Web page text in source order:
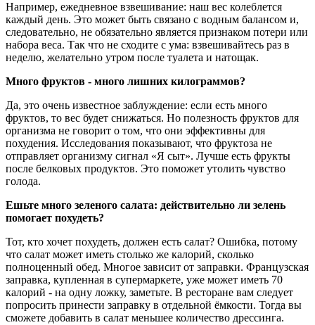
Например, ежедневное взвешивание: наш вес колеблется
каждый день. Это может быть связано с водным балансом и,
следовательно, не обязательно является признаком потери или
набора веса. Так что не сходите с ума: взвешивайтесь раз в
неделю, желательно утром после туалета и натощак.
Много фруктов - много лишних килограммов?
Да, это очень известное заблуждение: если есть много
фруктов, то вес будет снижаться. Но полезность фруктов для
организма не говорит о том, что они эффективны для
похудения. Исследования показывают, что фруктоза не
отправляет организму сигнал «Я сыт». Лучше есть фрукты
после белковых продуктов. Это поможет утолить чувство
голода.
Ешьте много зеленого салата: действительно ли зелень
помогает похудеть?
Тот, кто хочет похудеть, должен есть салат? Ошибка, потому
что салат может иметь столько же калорий, сколько
полноценный обед. Многое зависит от заправки. Французская
заправка, купленная в супермаркете, уже может иметь 70
калорий - на одну ложку, заметьте. В ресторане вам следует
попросить принести заправку в отдельной ёмкости. Тогда вы
сможете добавить в салат меньшее количество дрессинга.